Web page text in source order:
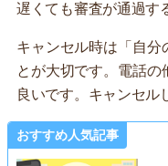
遅くても審査が通過す
キャンセル時は「自分
とが大切です。電話の
良いです。キャンセル
おすすめ人気記事